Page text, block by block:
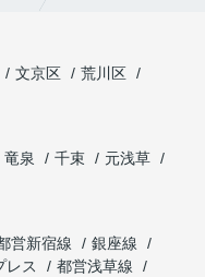
文京区
荒川区
竜泉 千束
元浅草
営新宿線
銀座線
レス
都営浅草線